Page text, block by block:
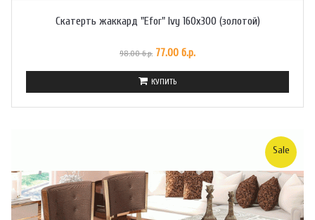
Скатерть жаккард "Efor" Ivy 160x300 (золотой)
98.00 б.р. 77.00 б.р.
КУПИТЬ
Sale